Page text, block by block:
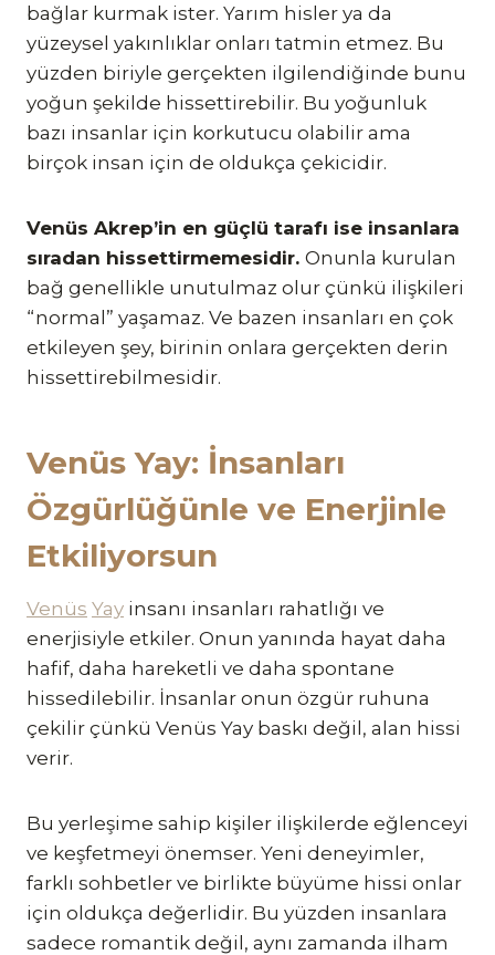
bağlar kurmak ister. Yarım hisler ya da
yüzeysel yakınlıklar onları tatmin etmez. Bu
yüzden biriyle gerçekten ilgilendiğinde bunu
yoğun şekilde hissettirebilir. Bu yoğunluk
bazı insanlar için korkutucu olabilir ama
birçok insan için de oldukça çekicidir.
Venüs Akrep’in en güçlü tarafı ise insanlara
sıradan hissettirmemesidir. Onunla kurulan
bağ genellikle unutulmaz olur çünkü ilişkileri
“normal” yaşamaz. Ve bazen insanları en çok
etkileyen şey, birinin onlara gerçekten derin
hissettirebilmesidir.
Venüs Yay: İnsanları
Özgürlüğünle ve Enerjinle
Etkiliyorsun
Venüs Yay insanı insanları rahatlığı ve
enerjisiyle etkiler. Onun yanında hayat daha
hafif, daha hareketli ve daha spontane
hissedilebilir. İnsanlar onun özgür ruhuna
çekilir çünkü Venüs Yay baskı değil, alan hissi
verir.
Bu yerleşime sahip kişiler ilişkilerde eğlenceyi
ve keşfetmeyi önemser. Yeni deneyimler,
farklı sohbetler ve birlikte büyüme hissi onlar
için oldukça değerlidir. Bu yüzden insanlara
sadece romantik değil, aynı zamanda ilham